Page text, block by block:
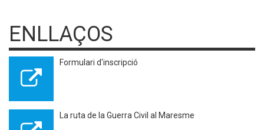
ENLLAÇOS
Formulari d'inscripció
La ruta de la Guerra Civil al Maresme